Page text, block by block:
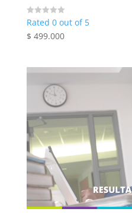
Rated 0 out of 5
$ 499.000